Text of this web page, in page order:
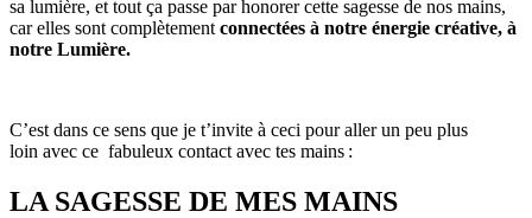
sa lumière, et tout ça passe par honorer cette sagesse de nos mains,
car elles sont complètement connectées à notre énergie créative, à
notre Lumière.
C’est dans ce sens que je t’invite à ceci pour aller un peu plus
loin avec ce fabuleux contact avec tes mains :
LA SAGESSE DE MES MAINS